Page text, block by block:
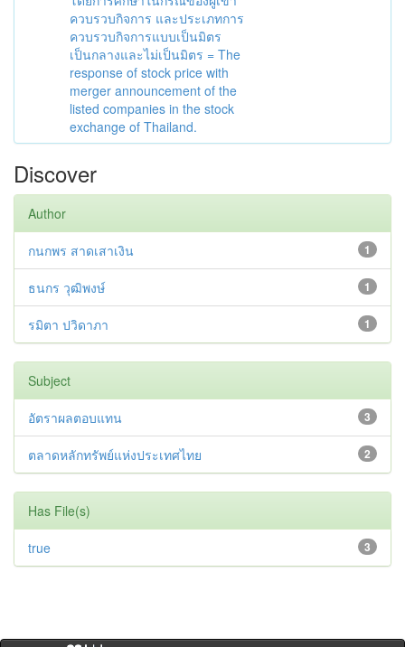
ควบรวบกิจการ และประเภทการ
ควบรวบกิจการแบบเป็นมิตร
เป็นกลางและไม่เป็นมิตร = The
response of stock price with
merger announcement of the
listed companies in the stock
exchange of Thailand.
Discover
Author
1
กนกพร สาดเสาเงิน
1
ธนกร วุฒิพงษ์
1
รมิตา ปวิดาภา
Subject
3
อัตราผลตอบแทน
2
ตลาดหลักทรัพย์แห่งประเทศไทย
Has File(s)
3
true